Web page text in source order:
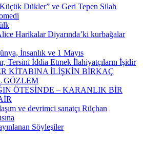
Dükler” ve Geri Tepen Silah
Harikalar Diyarında’ki kurbağalar
İnsanlık ve 1 Mayıs
Tersini İddia Etmek İlahiyatçıların İşidir
KİTABINA İLİŞKİN BİRKAÇ
GÖZLEM
ÖTESİNDE – KARANLIK BİR
ve devrimci sanatçı Rüçhan
Söyleşiler